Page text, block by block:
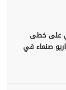
على خطى
صنعاء في